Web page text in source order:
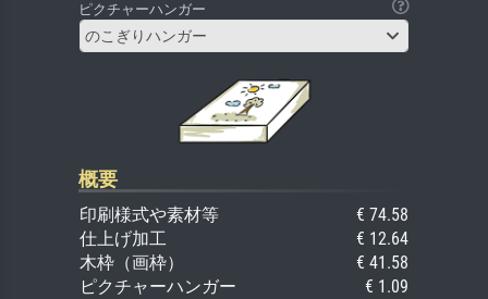
ピクチャーハンガー
のこぎりハンガー
概要
印刷様式や素材等
€ 74.58
仕上げ加工
€ 12.64
木枠（画枠）
€ 41.58
ピクチャーハンガー
€ 1.09